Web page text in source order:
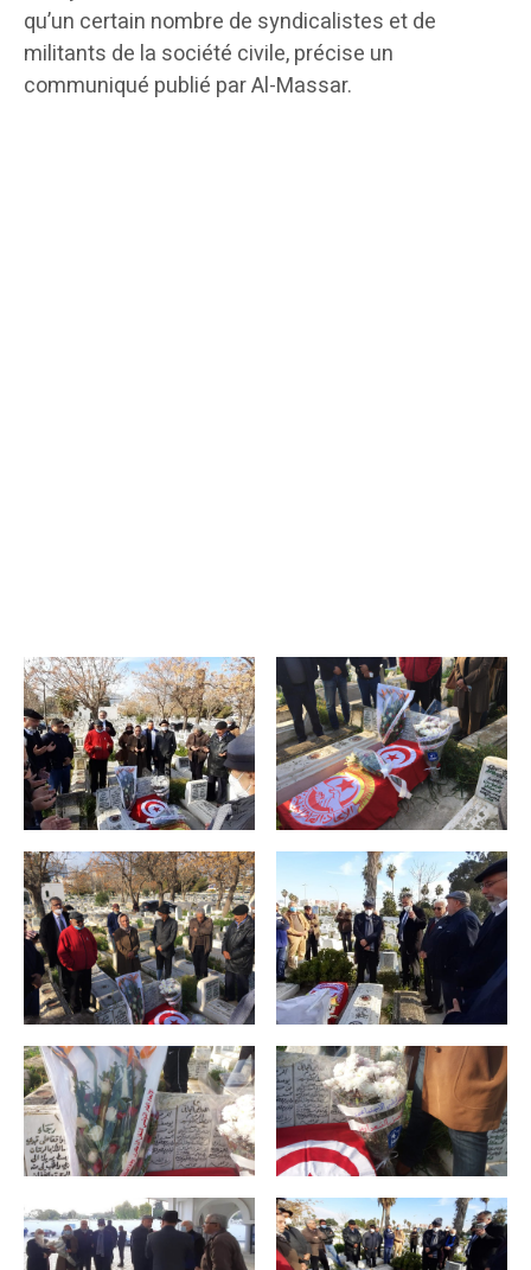
qu’un certain nombre de syndicalistes et de
militants de la société civile, précise un
communiqué publié par Al-Massar.